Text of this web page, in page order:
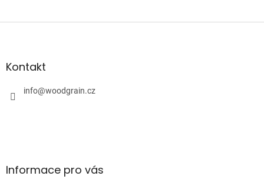
Z
aKontakt
info@woodgrain.cz
Informace pro vás